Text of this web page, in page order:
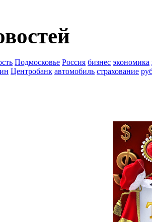
Подмосковье Россия бизнес экономика
Центробанк автомобиль страхование